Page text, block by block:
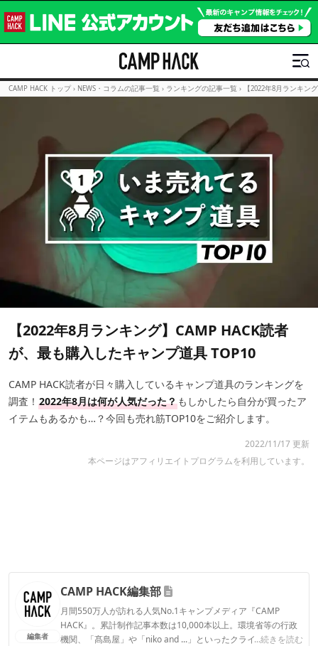
CAMP HACK トップ › NEWS・コラムの記事一覧 › ランキングの記事一覧 › 【2022年8月ランキン
【2022年8月ランキング】CAMP HACK読者
が、最も購入したキャンプ道具 TOP10
CAMP HACK読者が日々購入しているキャンプ道具のランキングを
調査！ 2022年8月は何が人気だった？もしかしたら自分が買ったア
イテムもあるかも…？今回も売れ筋TOP10をご紹介します。
2022/11/17 更新
本ページはアフィリエイトプログラムを利用しています。
編集者
CAMP HACK編集部
月間550万人が訪れる人気No.1キャンプメディア『CAMP
HACK』。累計制作記事本数は10,000本以上。環境省等の行政
機関、「髙島屋」や「niko and ...」といったクライアントとの
...続きを読む